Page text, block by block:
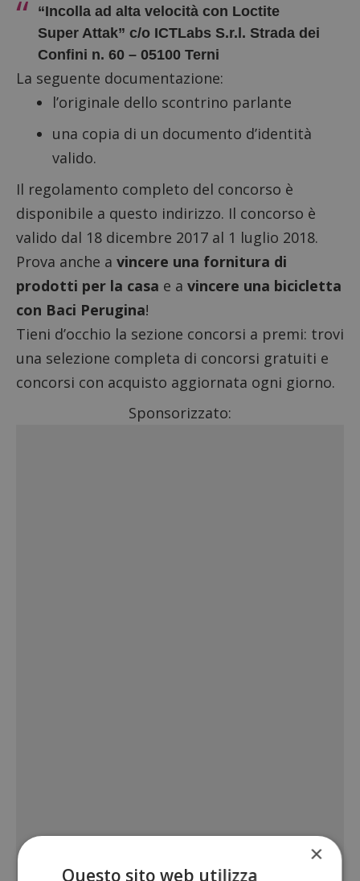
“Incolla ad alta velocità con Loctite
Super Attak” c/o ICTLabs S.r.l. Strada dei
Confini n. 60 – 05100 Terni
La seguente documentazione:
l’originale dello scontrino parlante
una copia di un documento d’identità
valido.
Il regolamento completo del concorso è
disponibile a questo indirizzo. Il concorso è
valido dal 18 dicembre 2017 al 1 luglio 2018.
Prova anche a vincere una fornitura di
prodotti per la casa e a vincere una bicicletta
con Baci Perugina!
Tieni d’occhio la sezione concorsi a premi: trovi
una selezione completa di concorsi gratuiti e
concorsi con acquisto aggiornata ogni giorno.
Sponsorizzato:
×
Questo sito web utilizza